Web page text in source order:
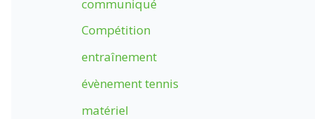
communiqué
Compétition
entraînement
évènement tennis
matériel